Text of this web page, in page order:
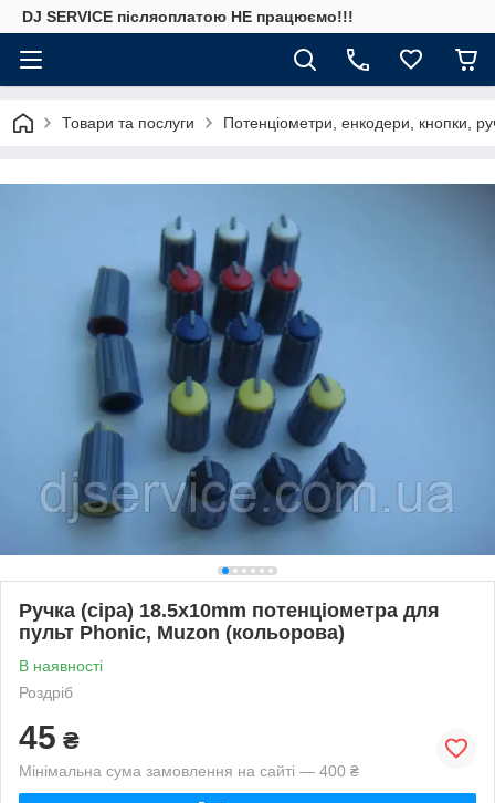
DJ SERVICE пiсляоплатою НЕ працюємо!!!
Товари та послуги Потенціометри, енкодери, кнопки,
Ручка (сіра) 18.5x10mm потенціометра для
пульт Phonic, Muzon (кольорова)
В наявності
Роздріб
45 ₴
Мінімальна сума замовлення на сайті — 400 ₴